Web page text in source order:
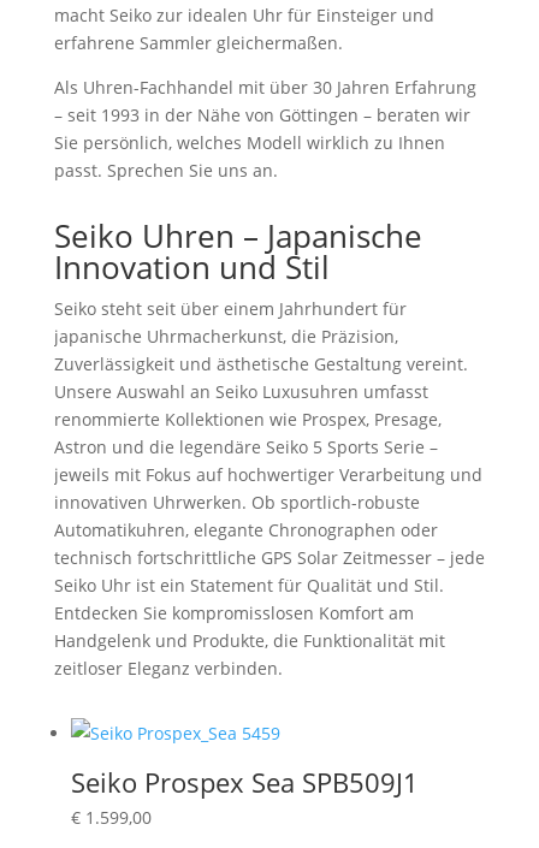
macht Seiko zur idealen Uhr für Einsteiger und
erfahrene Sammler gleichermaßen.
Als Uhren-Fachhandel mit über 30 Jahren Erfahrung
– seit 1993 in der Nähe von Göttingen – beraten wir
Sie persönlich, welches Modell wirklich zu Ihnen
passt. Sprechen Sie uns an.
Seiko Uhren – Japanische
Innovation und Stil
Seiko steht seit über einem Jahrhundert für
japanische Uhrmacherkunst, die Präzision,
Zuverlässigkeit und ästhetische Gestaltung vereint.
Unsere Auswahl an Seiko Luxusuhren umfasst
renommierte Kollektionen wie Prospex, Presage,
Astron und die legendäre Seiko 5 Sports Serie –
jeweils mit Fokus auf hochwertiger Verarbeitung und
innovativen Uhrwerken. Ob sportlich-robuste
Automatikuhren, elegante Chronographen oder
technisch fortschrittliche GPS Solar Zeitmesser – jede
Seiko Uhr ist ein Statement für Qualität und Stil.
Entdecken Sie kompromisslosen Komfort am
Handgelenk und Produkte, die Funktionalität mit
zeitloser Eleganz verbinden.
Seiko Prospex Sea SPB509J1
€1.599,00